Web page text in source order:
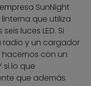
SunNight
linterna que utiliza
luces LED. Si
radio y un cargador
con un
si lo que
que además